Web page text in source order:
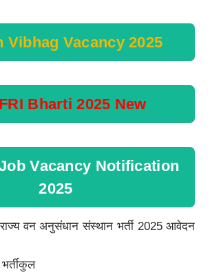
Vibhag Vacancy 2025
Bharti 2025 New
Vacancy Notification
2025
वन अनुसंधान संस्‍थान भर्ती 2025 आवेदन